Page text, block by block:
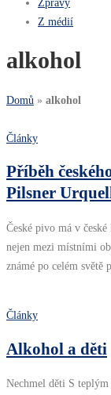
Z médií
alkohol
Domů » alkohol
Články
Příběh
Pilsner
České pivo má v
nejen mezi místními
známé po celém světě
Články
Alkohol a děti
Nechmel děti S